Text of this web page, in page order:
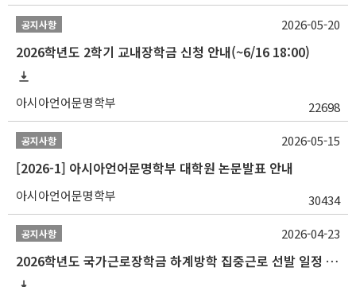
공지사항
2026학년도 2학기 교내장학금 신청 안내(~6/16 18:00)
아시아언어문명학부 22698
2026-05-20
공지사항
[2026-1] 아시아언어문명학부 대학원 논문발표 안내
아시아언어문명학부 30434
2026-05-15
공지사항
2026학년도 국가근로장학금 하계방학 집중근로 선발 일정 안내
2026-04-23